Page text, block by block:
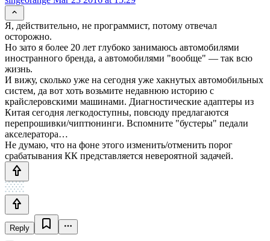
Я, действительно, не программист, потому отвечал
осторожно.
Но зато я более 20 лет глубоко занимаюсь автомобилями
иностранного бренда, а автомобилями "вообще" — так всю
жизнь.
И вижу, сколько уже на сегодня уже хакнутых автомобильных
систем, да вот хоть возьмите недавнюю историю с
крайслеровскими машинами. Диагностические адаптеры из
Китая сегодня легкодоступны, повсюду предлагаются
перепрошивки/чиптюнинги. Вспомните "бустеры" педали
акселератора…
Не думаю, что на фоне этого изменить/отменить порог
срабатывания КК представляется невероятной задачей.
Reply